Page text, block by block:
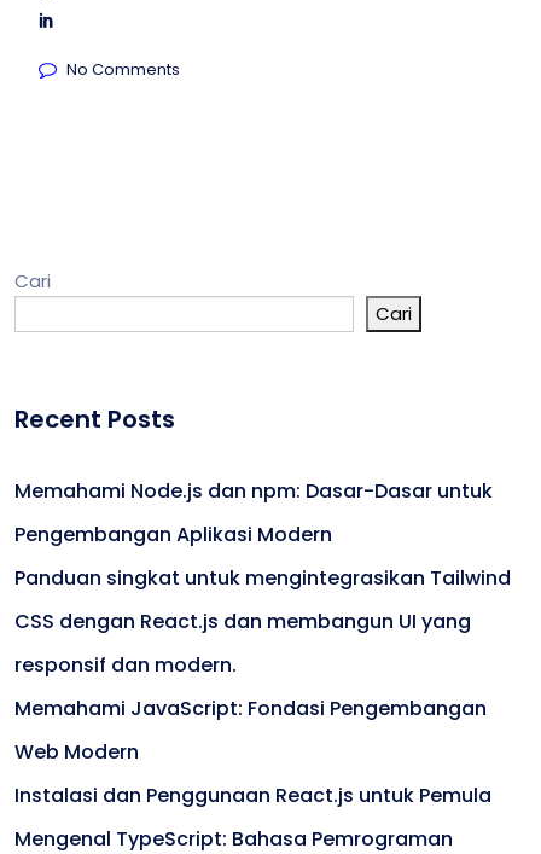
No Comments
Cari
Cari
Recent Posts
Memahami Node.js dan npm: Dasar-Dasar untuk
Pengembangan Aplikasi Modern
Panduan singkat untuk mengintegrasikan Tailwind
CSS dengan React.js dan membangun UI yang
responsif dan modern.
Memahami JavaScript: Fondasi Pengembangan
Web Modern
Instalasi dan Penggunaan React.js untuk Pemula
Mengenal TypeScript: Bahasa Pemrograman